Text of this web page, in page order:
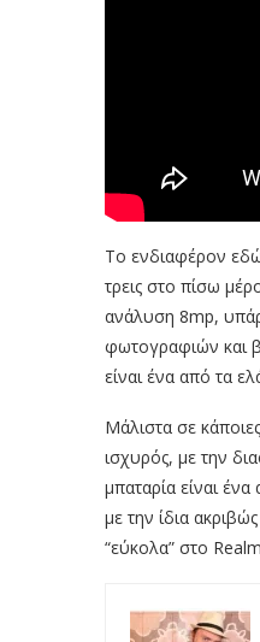
Το ενδιαφέρον
τρεις στο πίσω
ανάλυση 8mp,
φωτογραφιών και
είναι ένα από τα
Μάλιστα σε
ισχυρός, με την
μπαταρία είναι
με την ίδια
“εύκολα” στο